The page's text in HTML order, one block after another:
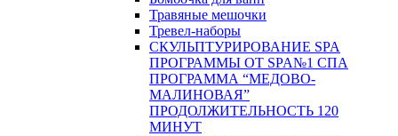
Травяные мешочки
Тревел-наборы
СКУЛЬПТУРИРОВАНИЕ SPA
ПРОГРАММЫ ОТ SPA№1 СПА
ПРОГРАММА “МЕДОВО-
МАЛИНОВАЯ”
ПРОДОЛЖИТЕЛЬНОСТЬ 120
МИНУТ